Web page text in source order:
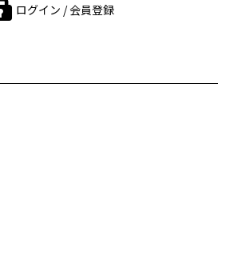
ログイン / 会員登録